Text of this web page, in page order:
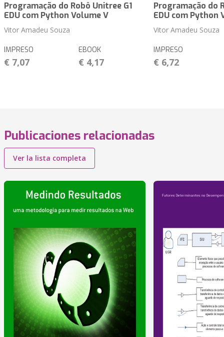
Programação do Robô Unitree G1
EDU com Python Volume V
Vitor Amadeu Souza
IMPRESO
€ 7,07
EBOOK
€ 4,17
Programação do
EDU com Python
Vitor Amadeu Souza
IMPRESO
€ 6,72
Publicaciones relacionadas
Ver la lista completa